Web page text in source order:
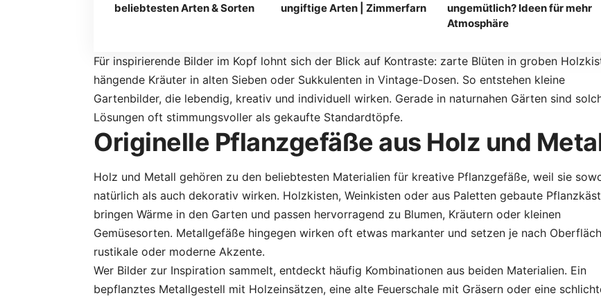
beliebtesten Arten & Sorten
ungiftige Arten | Zimmerfarn
ungemütlich? Ideen für mehr
Atmosphäre
Für inspirierende Bilder im Kopf lohnt sich der Blick auf Kontraste: zarte Blüten in groben
hängende Kräuter in alten Sieben oder Sukkulenten in Vintage-Dosen. So entstehen kleine
Gartenbilder, die lebendig, kreativ und individuell wirken. Gerade in naturnahen Gärten sind
Lösungen oft stimmungsvoller als gekaufte Standardtöpfe.
Originelle Pflanzgefäße aus Holz und
Holz und Metall gehören zu den beliebtesten Materialien für kreative Pflanzgefäße, weil sie
natürlich als auch dekorativ wirken. Holzkisten, Weinkisten oder aus Paletten gebaute
bringen Wärme in den Garten und passen hervorragend zu Blumen, Kräutern oder kleinen
Gemüsesorten. Metallgefäße hingegen wirken oft etwas markanter und setzen je nach
rustikale oder moderne Akzente.
Wer Bilder zur Inspiration sammelt, entdeckt häufig Kombinationen aus beiden Materialien. Ein
bepflanztes Metallgestell mit Holzeinsätzen, eine alte Feuerschale mit Gräsern oder eine